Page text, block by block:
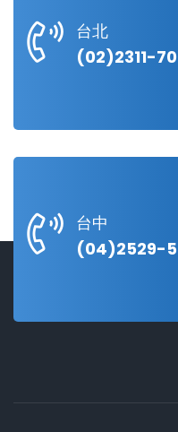
台北
(02)2311-
台中
(04)2529-